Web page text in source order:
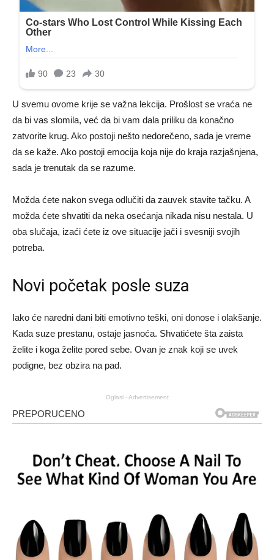
U svemu ovome krije se važna lekcija. Prošlost se vraća ne
da bi vas slomila, već da bi vam dala priliku da konačno
zatvorite krug. Ako postoji nešto nedorečeno, sada je vreme
da se kaže. Ako postoji emocija koja nije do kraja razjašnjena,
sada je trenutak da se razume.
Možda ćete nakon svega odlučiti da zauvek stavite tačku. A
možda ćete shvatiti da neka osećanja nikada nisu nestala. U
oba slučaja, izaći ćete iz ove situacije jači i svesniji svojih
potreba.
Novi početak posle suza
Iako će naredni dani biti emotivno teški, oni donose i olakšanje.
Kada suze prestanu, ostaje jasnoća. Shvatićete šta zaista
želite i koga želite pored sebe. Ovan je znak koji se uvek
podigne, bez obzira na pad.
Oglasi - Advertisement